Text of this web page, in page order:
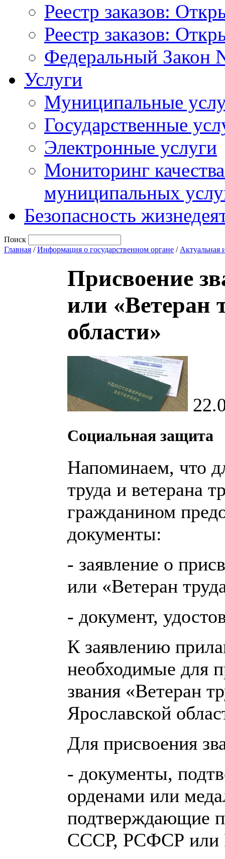
Реестр заказов:
Реестр заказов:
Федеральный Закон
Услуги
Муниципальные
Государственные
Электронные услуги
Мониторинг
муниципальных
Безопасность
Поиск
Главная /Информация о государственном органе / Актуальная
Присвоение
или «Ветеран
области»
Социальная защита
Напоминаем, что
труда и ветерана
гражданином
документы:
- заявление о
или «Ветеран
- документ,
К заявлению
необходимые для
звания «Ветеран
Ярославской
Для присвоения
- документы,
орденами или
подтверждающие
СССР, РСФСР или